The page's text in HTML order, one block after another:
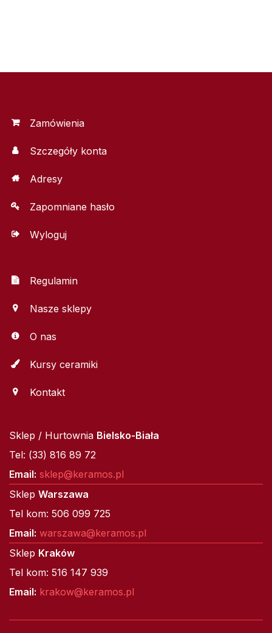
Zamówienia
Szczegóły konta
Adresy
Zapomniane hasło
Wyloguj
Regulamin
Nasze sklepy
O nas
Kursy ceramiki
Kontakt
Sklep / Hurtownia Bielsko-Biała
Tel: (33) 816 89 72
Email: sklep@keramos.pl
Sklep Warszawa
Tel kom: 506 099 725
Email: warszawa@keramos.pl
Sklep Kraków
Tel kom: 516 147 939
Email: krakow@keramos.pl